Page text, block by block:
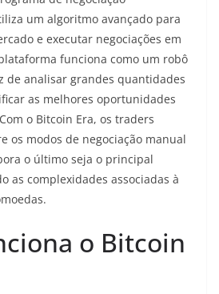
um algoritmo avançado para
e executar negociações em
funciona como um robô
de analisar grandes quantidades
as melhores oportunidades
o Bitcoin Era, os traders
os modos de negociação manual
o último seja o principal
as complexidades associadas à
o Bitcoin